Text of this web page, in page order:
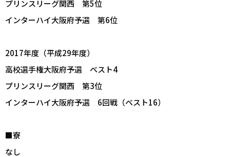
プリンスリーグ関西 第5位
インターハイ大阪府予選 第6位
2017年度（平成29年度）
高校選手権大阪府予選 ベスト4
プリンスリーグ関西 第3位
インターハイ大阪府予選 6回戦（ベスト16）
■寮
なし